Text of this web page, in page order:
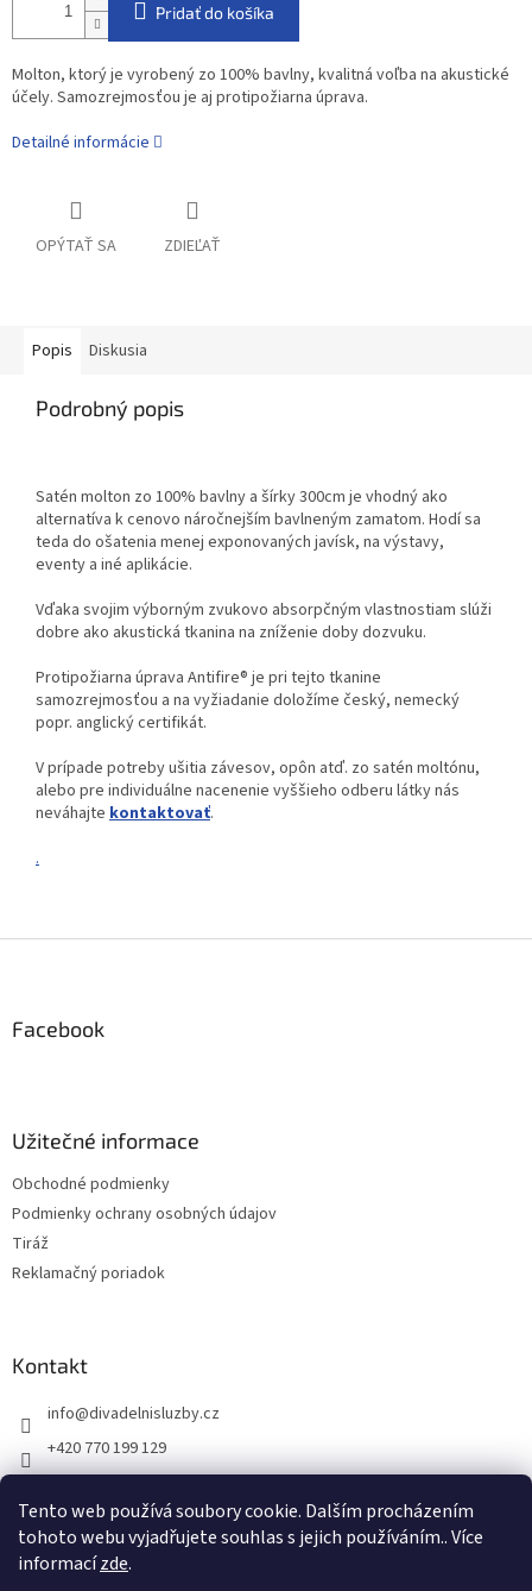
Tento web používá soubory cookie. Dalším procházením
tohoto webu vyjadřujete souhlas s jejich používáním.. Více
informacízde.
Pridať do košíka
Molton, ktorý je vyrobený zo 100% bavlny, kvalitná voľba na akustické
účely. Samozrejmosťou je aj protipožiarna úprava.
Detailné informácie
OPÝTAŤ SA ZDIEĽAŤ
Popis Diskusia
Podrobný popis
Satén molton zo 100% bavlny a šírky 300cm je vhodný ako
alternatíva k cenovo náročnejším bavlneným zamatom. Hodí sa
teda do ošatenia menej exponovaných javísk, na výstavy,
eventy a iné aplikácie.
Vďaka svojim výborným zvukovo absorpčným vlastnostiam slúži
dobre ako akustická tkanina na zníženie doby dozvuku.
Protipožiarna úprava Antifire® je pri tejto tkanine
samozrejmosťou a na vyžiadanie doložíme český, nemecký
popr. anglický certifikát.
V prípade potreby ušitia závesov, opôn atď. zo satén moltónu,
alebo pre individuálne nacenenie vyššieho odberu látky nás
neváhajte kontaktovať.
.
Facebook
Užitečné informace
Obchodné podmienky
Podmienky ochrany osobných údajov
Tiráž
Reklamačný poriadok
Kontakt
info@divadelnisluzby.cz
+420 770 199 129
Divadelní služby Plzeň
divadelni_sluzby_plzen